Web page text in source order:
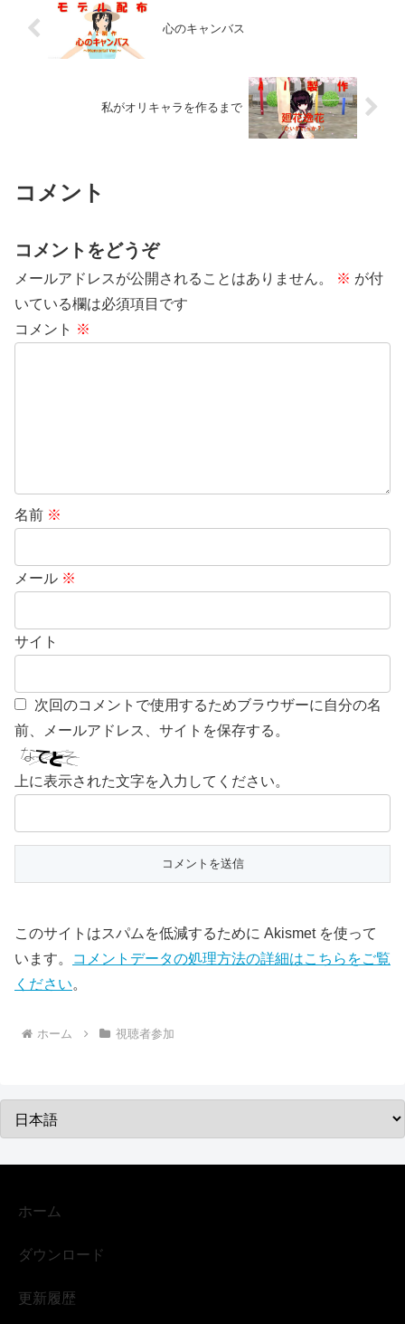
心のキャンバス
私がオリキャラを作るまで
コメント
コメントをどうぞ
メールアドレスが公開されることはありません。 ※ が付
いている欄は必須項目です
コメント ※
名前 ※
メール ※
サイト
次回のコメントで使用するためブラウザーに自分の名
前、メールアドレス、サイトを保存する。
上に表示された文字を入力してください。
このサイトはスパムを低減するために Akismet を使って
います。
コメントデータの処理方法の詳細はこちらをご覧
ください。
ホーム 視聴者参加
ホーム
ダウンロード
更新履歴